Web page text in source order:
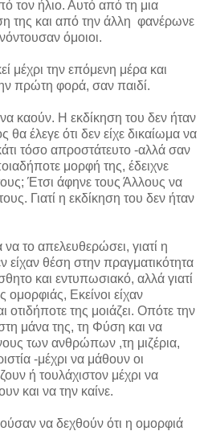
τον ήλιο. Αυτό από τη μια
της και από την άλλη φανέρωνε
όμοιοι.
μέχρι την επόμενη μέρα και
πρώτη φορά, σαν παιδί.
καούν. Η εκδίκηση του δεν ήταν
θα έλεγε ότι δεν είχε δικαίωμα να
τόσο απροστάτευτο -αλλά σαν
μορφή της, έδειχνε
Έτσι άφηνε τους Άλλους να
Γιατί η εκδίκηση του δεν ήταν
να το απελευθερώσει, γιατί η
είχαν θέση στην πραγματικότητα
και εντυπωσιακό, αλλά γιατί
ομορφιάς, Εκείνοι είχαν
οτιδήποτε της μοιάζει. Οπότε την
μάνα της, τη Φύση και να
των ανθρώπων ,τη μιζέρια,
-μέχρι να μάθουν οι
ή τουλάχιστον μέχρι να
και να την καίνε.
να δεχθούν ότι η ομορφιά